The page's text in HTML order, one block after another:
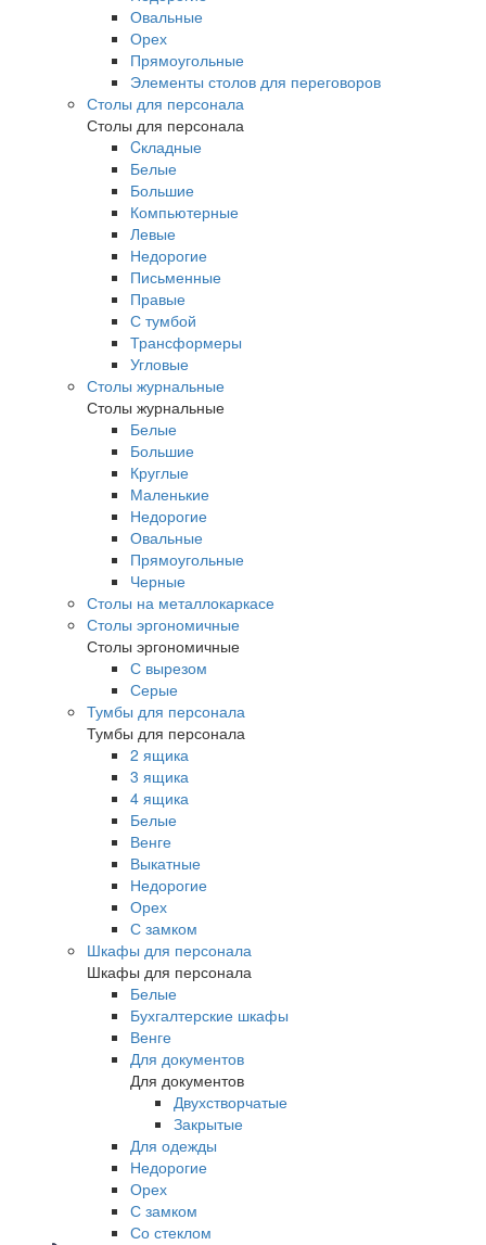
Овальные
Орех
Прямоугольные
Элементы столов для переговоров
Столы для персонала
Столы для персонала
Cкладные
Белые
Большие
Компьютерные
Левые
Недорогие
Письменные
Правые
С тумбой
Трансформеры
Угловые
Столы журнальные
Столы журнальные
Белые
Большие
Круглые
Маленькие
Недорогие
Овальные
Прямоугольные
Черные
Столы на металлокаркасе
Столы эргономичные
Столы эргономичные
С вырезом
Серые
Тумбы для персонала
Тумбы для персонала
2 ящика
3 ящика
4 ящика
Белые
Венге
Выкатные
Недорогие
Орех
С замком
Шкафы для персонала
Шкафы для персонала
Белые
Бухгалтерские шкафы
Венге
Для документов
Для документов
Двухстворчатые
Закрытые
Для одежды
Недорогие
Орех
С замком
Со стеклом